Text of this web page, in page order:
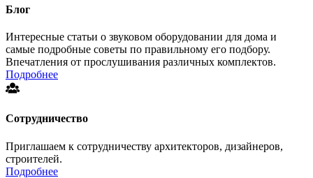
Блог
Интересные статьи о звуковом оборудовании для дома и
самые подробные советы по правильному его подбору.
Впечатления от прослушивания различных комплектов.
Подробнее
Сотрудничество
Приглашаем к сотрудничеству архитекторов, дизайнеров,
строителей.
Подробнее